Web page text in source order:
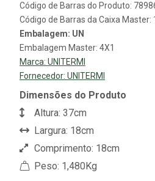
Código de Barras do Produto:
Código de Barras da Caixa Master:
Embalagem: UN
Embalagem Master: 4X1
Marca: UNITERMI
Fornecedor: UNITERMI
Dimensões do Produto
Altura: 37cm
Largura: 18cm
Comprimento: 18cm
Peso: 1,480Kg